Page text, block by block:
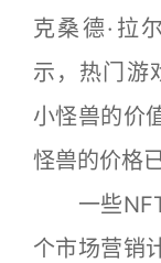
克桑德·拉
示，热门游
小怪兽的价
怪兽的价格
一些NFT
个市场营销